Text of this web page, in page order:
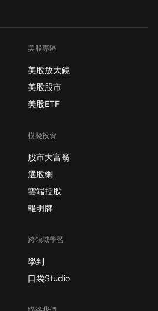
美股專區
美股放大鏡
美股股市
美股ETF
模擬投資
股市大富翁
選股網
雲端控股
報明牌
跨領域學習
學到
口袋Studio